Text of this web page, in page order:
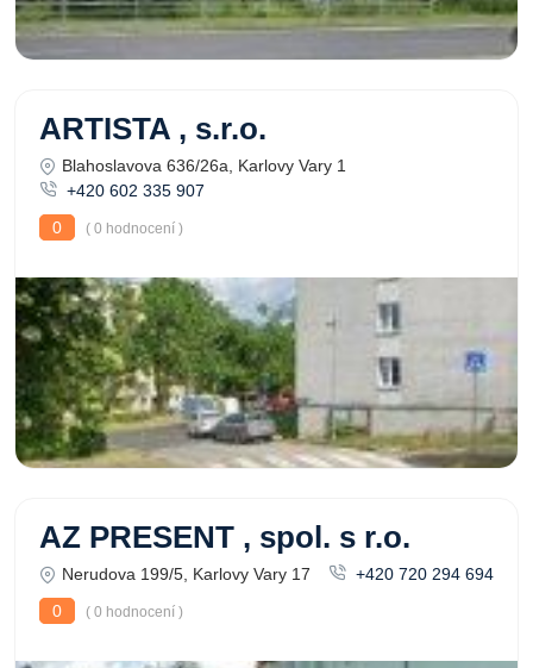
ARTISTA , s.r.o.
Blahoslavova 636/26a, Karlovy Vary 1
+420 602 335 907
0
( 0 hodnocení )
AZ PRESENT , spol. s r.o.
Nerudova 199/5, Karlovy Vary 17
+420 720 294 694
0
( 0 hodnocení )